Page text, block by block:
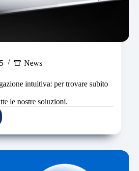
News
intuitiva: per trovare subito
le nostre soluzioni.